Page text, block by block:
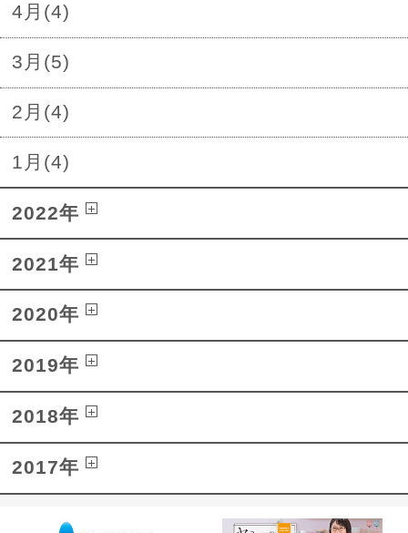
4月(4)
3月(5)
2月(4)
1月(4)
2022年
2021年
2020年
2019年
2018年
2017年